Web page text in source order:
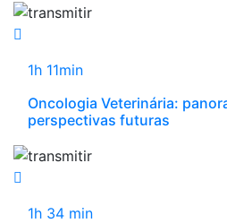
1h 11min
Oncologia Veterinária:
perspectivas futuras
1h 34 min